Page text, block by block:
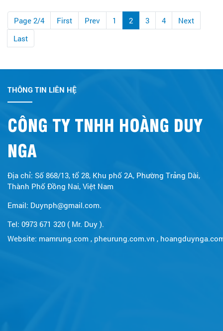
Page 2/4 First Prev 1 2 3 4
Next
Last
THÔNG TIN LIÊN HỆ
CÔNG TY TNHH HOÀNG DUY
NGA
Địa chỉ: Số 868/13, tổ 28, Khu phố 2A, Phường Trảng Dài,
Thành Phố Đồng Nai, Việt Nam
Email: Duynph@gmail.com.
Tel: 0973 671 320 ( Mr. Duy ).
Website: mamrung.com , pheurung.com.vn ,